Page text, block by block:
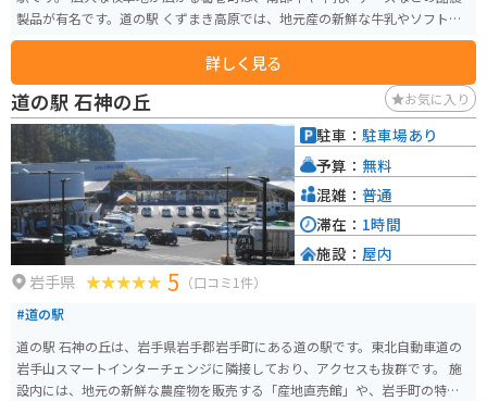
製品が有名です。道の駅 くずまき高原では、地元産の新鮮な牛乳やソフトク
リーム、チーズなどが味わえる他、レストランでは葛巻町のブランド牛「く
ずまきワイン牛」を使った料理も楽しめます。 また、隣接する「くずまき交
流館プラトー」には、温泉施設や宿泊施設、プラネタリウムなどがあり、ド
ライブの休憩だけでなく、ゆったりと過ごすこともできます。 バイクで訪れ
る際は、道の駅に隣接する広い駐車場があるので安心です。周辺には、岩手
山や八幡平など、絶景を眺められるスポットも多いので、ツーリングの拠点
としてもおすすめです。 【おすすめポイント】 * 地元産の新鮮な牛乳を使っ
たソフトクリーム * 葛巻ブランド牛「くずまきワイン牛」を使った料理 * 温
泉施設やプラネタリウム併設 周辺の観光スポットと合わせて訪れてみてくだ
さい。
詳しく見る
道の駅 石神の丘 お気に入り
岩手県 5 （口コミ1件）
#道の駅
道の駅 石神の丘は、岩手県岩手郡岩手町にある道の駅です。東北自動車道の
岩手山スマートインターチェンジに隣接しており、アクセスも抜群です。 施
設内には、地元の新鮮な農産物を販売する「産地直売館」や、岩手町の特産
駐車： 駐車場あり
予算： 無料
混雑： 普通
滞在： 1時間
施設： 屋内